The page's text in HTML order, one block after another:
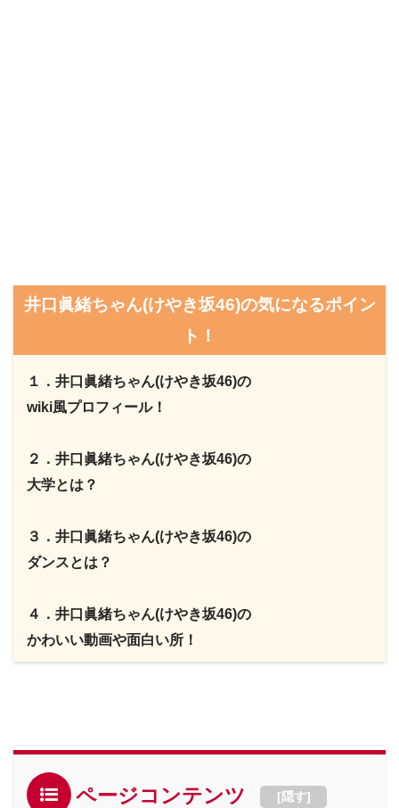
井口眞緒ちゃん(けやき坂46)の気になるポイン
ト！
１．井口眞緒ちゃん(けやき坂46)の
wiki風プロフィール！
２．井口眞緒ちゃん(けやき坂46)の
大学とは？
３．井口眞緒ちゃん(けやき坂46)の
ダンスとは？
４．井口眞緒ちゃん(けやき坂46)の
かわいい動画や面白い所！
ページコンテンツ [隠す]